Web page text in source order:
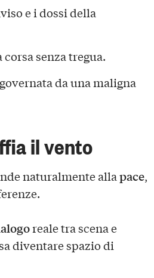
e i dossi della
corsa senza tregua.
da una maligna
il vento
naturalmente allapace,
reale tra scena e
diventare spazio di